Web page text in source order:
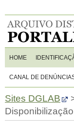
HOME
CANAL DE
Sites DGLAB